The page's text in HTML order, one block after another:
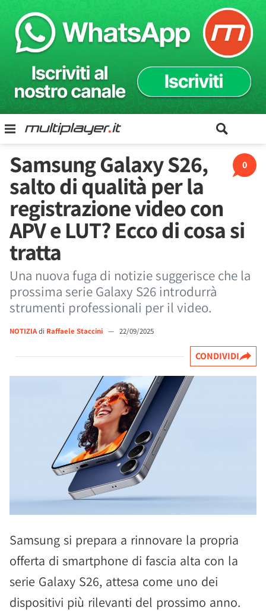
0
Samsung Galaxy S26,
salto di qualità per la
registrazione video con
APV e LUT? Ecco di cosa si
tratta
Una nuova fuga di notizie suggerisce che la
prossima serie Galaxy S26 introdurrà
strumenti professionali per il video.
NOTIZIAdi Raffaele Staccini — 22/09/2025
CONDIVIDI
Samsung si prepara a rinnovare la propria
offerta di smartphone di fascia alta con la
serie Galaxy S26, attesa come uno dei
dispositivi più rilevanti del prossimo anno.